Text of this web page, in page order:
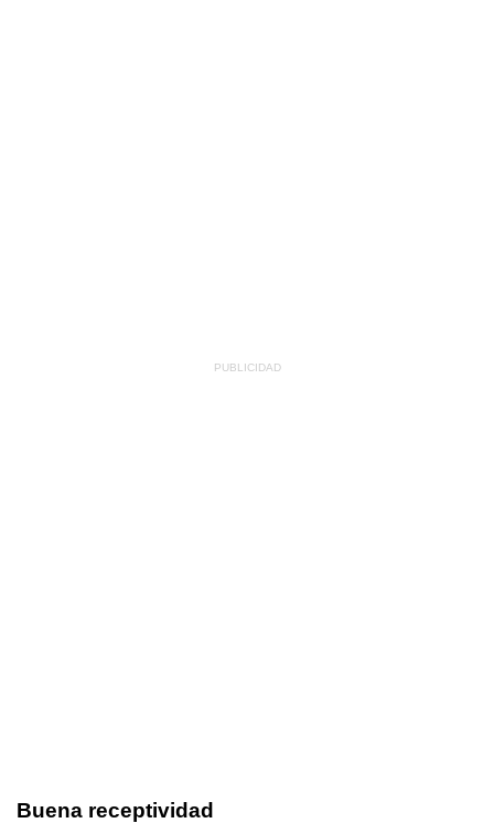
Buena receptividad